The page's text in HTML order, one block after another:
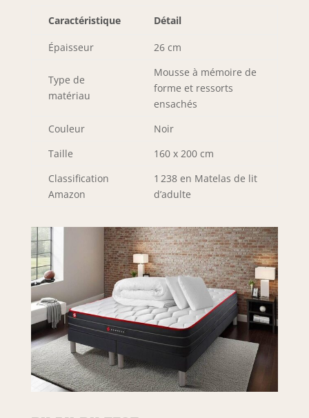
Caractéristique Détail
Épaisseur 26 cm
Type de
matériau
Mousse à mémoire de
forme et ressorts
ensachés
Couleur
Noir
Taille
160 x 200 cm
Classification
Amazon
1 238 en Matelas de lit
d’adulte